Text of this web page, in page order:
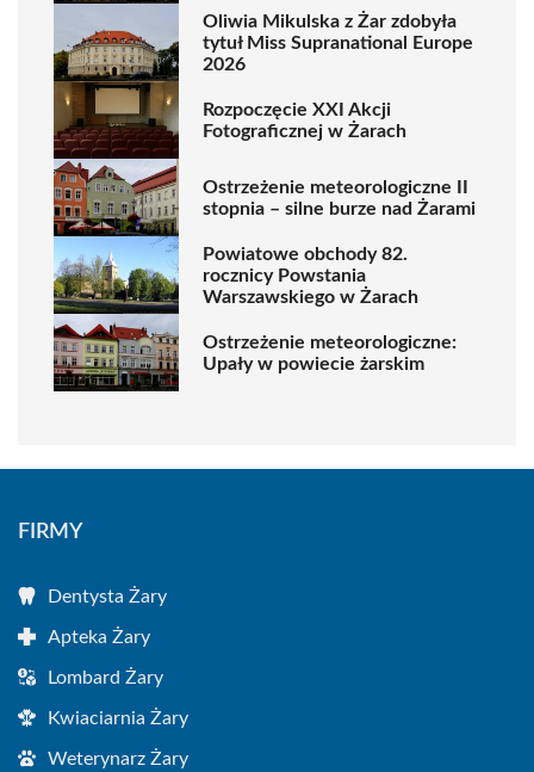
Oliwia Mikulska z Żar zdobyła
tytuł Miss Supranational Europe
2026
Rozpoczęcie XXI Akcji
Fotograficznej w Żarach
Ostrzeżenie meteorologiczne II
stopnia – silne burze nad Żarami
Powiatowe obchody 82.
rocznicy Powstania
Warszawskiego w Żarach
Ostrzeżenie meteorologiczne:
Upały w powiecie żarskim
FIRMY
Dentysta Żary
Apteka Żary
Lombard Żary
Kwiaciarnia Żary
Weterynarz Żary